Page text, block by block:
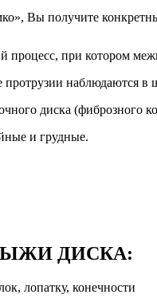
Вы получите
процесс, при котором
наблюдаются
диска (фиброзного
и грудные.
ДИСКА:
лопатку, конечности